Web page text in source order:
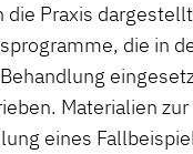
Praxis
die in
Materialien zur
eines